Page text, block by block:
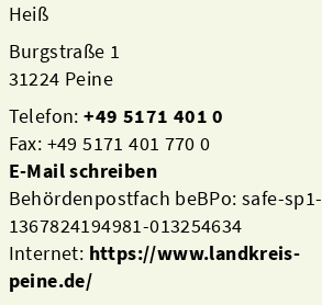
Heiß
Burgstraße 1
31224 Peine
Telefon:+49 5171 401 0
Fax: +49 5171 401 770 0
E-Mail schreiben
Behördenpostfach beBPo: safe-sp1-
1367824194981-013254634
Internet: https://www.landkreis-
peine.de/